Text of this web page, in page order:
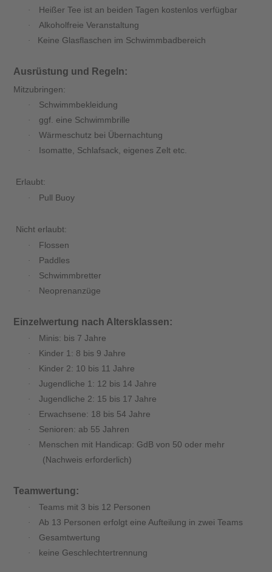
· Heißer Tee ist an beiden Tagen kostenlos verfügbar
· Alkoholfreie Veranstaltung
· Keine Glasflaschen im Schwimmbadbereich
Ausrüstung und Regeln:
Mitzubringen:
· Schwimmbekleidung
· ggf. eine Schwimmbrille
· Wärmeschutz bei Übernachtung
· Isomatte, Schlafsack, eigenes Zelt etc.
Erlaubt:
· Pull Buoy
Nicht erlaubt:
· Flossen
· Paddles
· Schwimmbretter
· Neoprenanzüge
Einzelwertung nach Altersklassen:
· Minis: bis 7 Jahre
· Kinder 1: 8 bis 9 Jahre
· Kinder 2: 10 bis 11 Jahre
· Jugendliche 1: 12 bis 14 Jahre
· Jugendliche 2: 15 bis 17 Jahre
· Erwachsene: 18 bis 54 Jahre
· Senioren: ab 55 Jahren
·
Menschen mit Handicap: GdB von 50 oder mehr
(Nachweis erforderlich)
Teamwertung:
· Teams mit 3 bis 12 Personen
· Ab 13 Personen erfolgt eine Aufteilung in zwei Teams
· Gesamtwertung
· keine Geschlechtertrennung